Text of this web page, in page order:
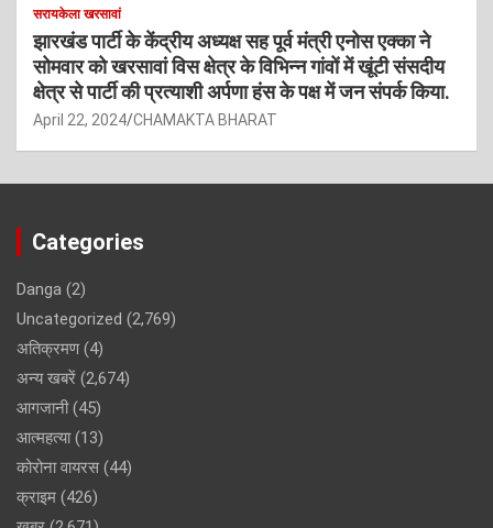
सरायकेला खरसावां
झारखंड पार्टी के केंद्रीय अध्यक्ष सह पूर्व मंत्री एनोस एक्का ने
सोमवार को खरसावां विस क्षेत्र के विभिन्न गांवों में खूंटी संसदीय
क्षेत्र से पार्टी की प्रत्याशी अर्पणा हंस के पक्ष में जन संपर्क किया.
April 22, 2024 CHAMAKTA BHARAT
Categories
Danga (2)
Uncategorized (2,769)
अतिक्रमण(4)
अन्य खबरें (2,674)
आगजानी(45)
आत्महत्या(13)
कोरोना वायरस (44)
क्राइम (426)